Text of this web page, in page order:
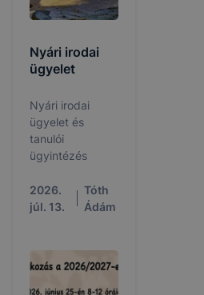
Nyári irodai
ügyelet
Nyári irodai
ügyelet és
tanulói
ügyintézés
2026.
júl. 13.
Tóth
Ádám